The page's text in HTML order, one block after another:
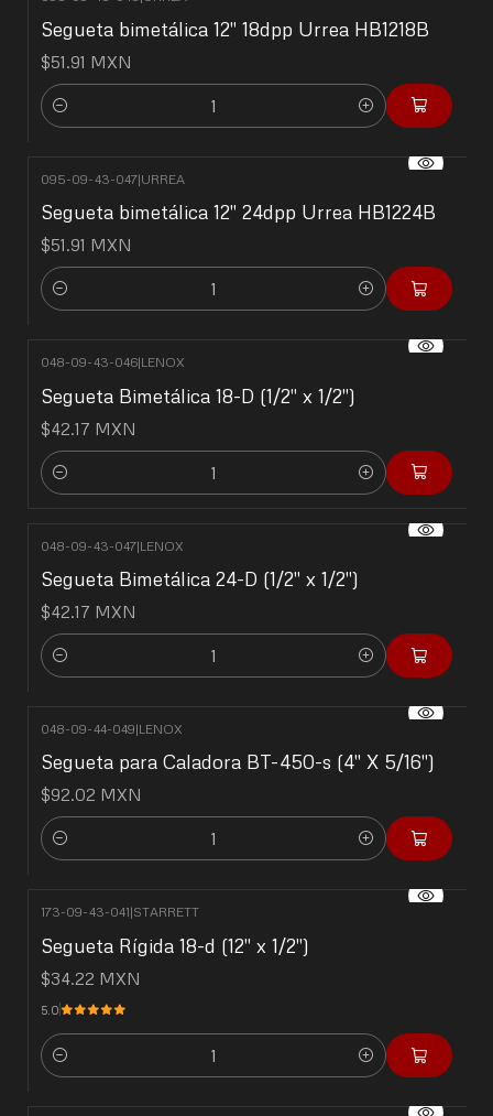
Segueta bimetálica 12" 18dpp Urrea HB1218B
$51.91 MXN
Cantidad
095-09-43-047|URREA
Segueta bimetálica 12" 24dpp Urrea HB1224B
$51.91 MXN
Cantidad
048-09-43-046|LENOX
Segueta Bimetálica 18-D (1/2" x 1/2")
$42.17 MXN
Cantidad
048-09-43-047|LENOX
Segueta Bimetálica 24-D (1/2" x 1/2")
$42.17 MXN
Cantidad
048-09-44-049|LENOX
Segueta para Caladora BT-450-s (4" X 5/16")
$92.02 MXN
Cantidad
173-09-43-041|STARRETT
Segueta Rígida 18-d (12" x 1/2")
$34.22 MXN
5.0
Cantidad